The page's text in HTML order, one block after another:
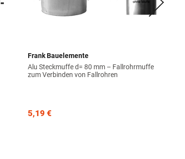
Frank Bauelemente
Alu Steckmuffe d= 80 mm – Fallrohrmuffe
zum Verbinden von Fallrohren
5,19 €